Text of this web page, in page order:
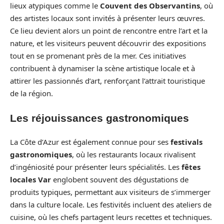
lieux atypiques comme le Couvent des Observantins, où
des artistes locaux sont invités à présenter leurs œuvres.
Ce lieu devient alors un point de rencontre entre l’art et la
nature, et les visiteurs peuvent découvrir des expositions
tout en se promenant près de la mer. Ces initiatives
contribuent à dynamiser la scène artistique locale et à
attirer les passionnés d’art, renforçant l’attrait touristique
de la région.
Les réjouissances gastronomiques
La Côte d’Azur est également connue pour ses festivals
gastronomiques, où les restaurants locaux rivalisent
d’ingéniosité pour présenter leurs spécialités. Les fêtes
locales Var englobent souvent des dégustations de
produits typiques, permettant aux visiteurs de s’immerger
dans la culture locale. Les festivités incluent des ateliers de
cuisine, où les chefs partagent leurs recettes et techniques.